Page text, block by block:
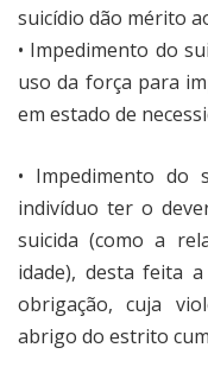
suicídio dão mérito
• Impedimento do
uso da força para
em estado de
• Impedimento do
indivíduo ter o
suicida (como a
idade), desta feita
obrigação, cuja
abrigo do estrito